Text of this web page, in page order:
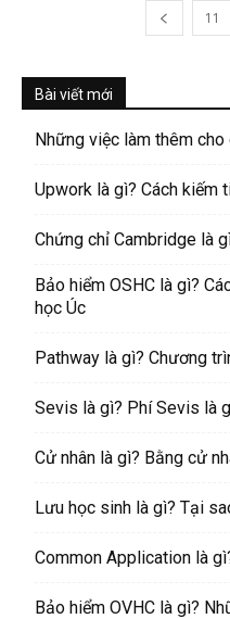
11
Bài viết mới
Những việc làm thêm cho
Upwork là gì? Cách kiếm
Chứng chỉ Cambridge là
Bảo hiểm OSHC là gì?
học Úc
Pathway là gì? Chương
Sevis là gì? Phí Sevis là
Cử nhân là gì? Bằng cử
Lưu học sinh là gì? Tại
Common Application là
Bảo hiểm OVHC là gì?